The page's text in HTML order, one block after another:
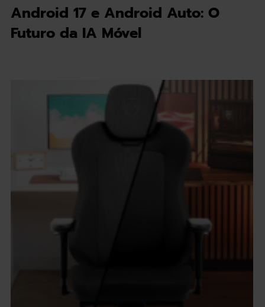
Android 17 e Android Auto: O
Futuro da IA Móvel